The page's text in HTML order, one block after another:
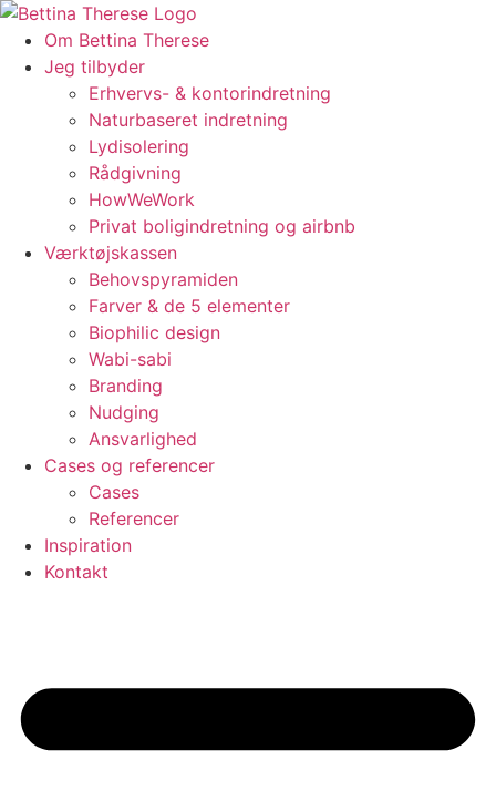
Videre
indhold
Om Bettina Therese
Jeg tilbyder
Erhvervs- & kontorindretning
Naturbaseret indretning
Lydisolering
Rådgivning
HowWeWork
Privat boligindretning og airbnb
Værktøjskassen
Behovspyramiden
Farver & de 5 elementer
Biophilic design
Wabi-sabi
Branding
Nudging
Ansvarlighed
Cases og referencer
Cases
Referencer
Inspiration
Kontakt